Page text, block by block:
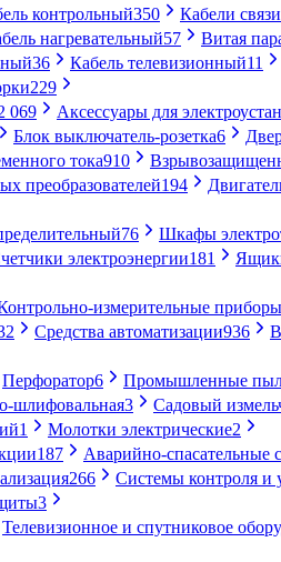
контрольный350 Кабели связи
нагревательный57 Витая
36 Кабель телевизионный11
229
069 Аксессуары для
Блок выключатель-розетка6
тока910
преобразователей194
76 Шкафы
электроэнергии181
измерительные приборы
Средства автоматизации936
Перфоратор6 Промышленные
шлифовальная3 Садовый
1 Молотки электрические2
187 Аварийно-спасательные
266 Системы контроля и
3
Телевизионное и спутниковое